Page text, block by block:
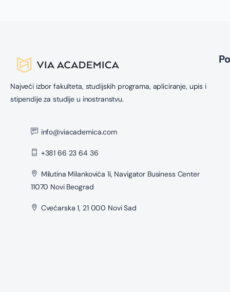
Najveći izbor fakulteta, studijskih programa, apliciranje, upis i
stipendije za studije u inostranstvu.
info@viacademica.com
+381 66 23 64 36
Milutina Milankovića 1i, Navigator Business Center
11070 Novi Beograd
Cvećarska 1, 21 000 Novi Sad